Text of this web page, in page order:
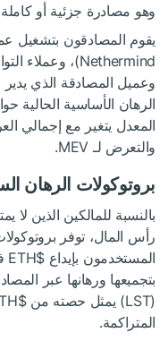
وهو مصادرة جزئية أو كاملة
وعميل المصادقة الذي
المعدل يتغير مع إجمالي
والتعرض لـ MEV.
بروتوكولات الرهان
بالنسبة للمالكين الذين لا
رأس المال، توفر
المستخدمون بإيداع $ETH
بتجميعها ورهانها عبر
(LST) يمثل حصته من
$ETH
المتراكمة.